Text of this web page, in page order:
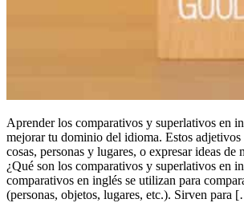
Aprender los comparativos y superlativos en
mejorar tu dominio del idioma. Estos adjetivos
cosas, personas y lugares, o expresar ideas de
¿Qué son los comparativos y superlativos en
comparativos en inglés se utilizan para
(personas, objetos, lugares, etc.). Sirven para